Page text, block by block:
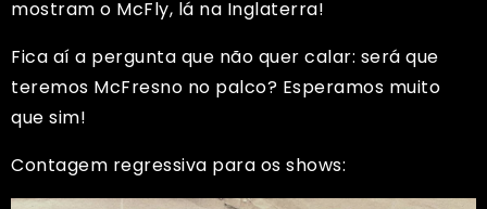
mostram o McFly, lá na Inglaterra!
Fica aí a pergunta que não quer calar: será que
teremos McFresno no palco? Esperamos muito
que sim!
Contagem regressiva para os shows: